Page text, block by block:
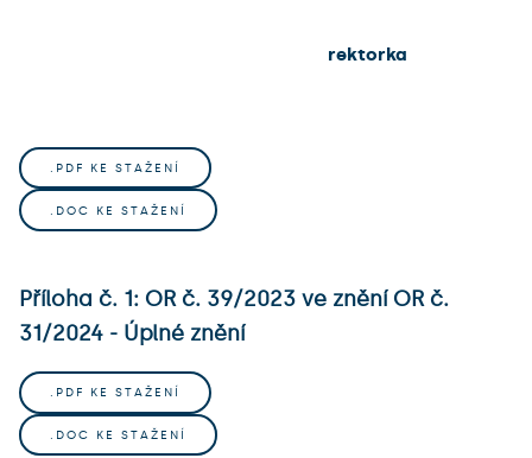
rektorka
.PDF KE STAŽENÍ
.DOC KE STAŽENÍ
Příloha č. 1: OR č. 39/2023 ve znění OR č.
31/2024 - Úplné znění
.PDF KE STAŽENÍ
.DOC KE STAŽENÍ